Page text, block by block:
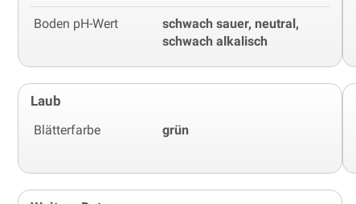
Boden pH-Wert
schwach sauer, neutral,
schwach alkalisch
Laub
Blätterfarbe grün